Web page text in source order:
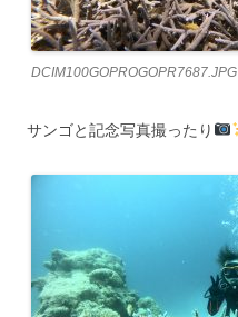
DCIM100GOPROGOPR7687.JPG
サンゴと記念写真撮ったり